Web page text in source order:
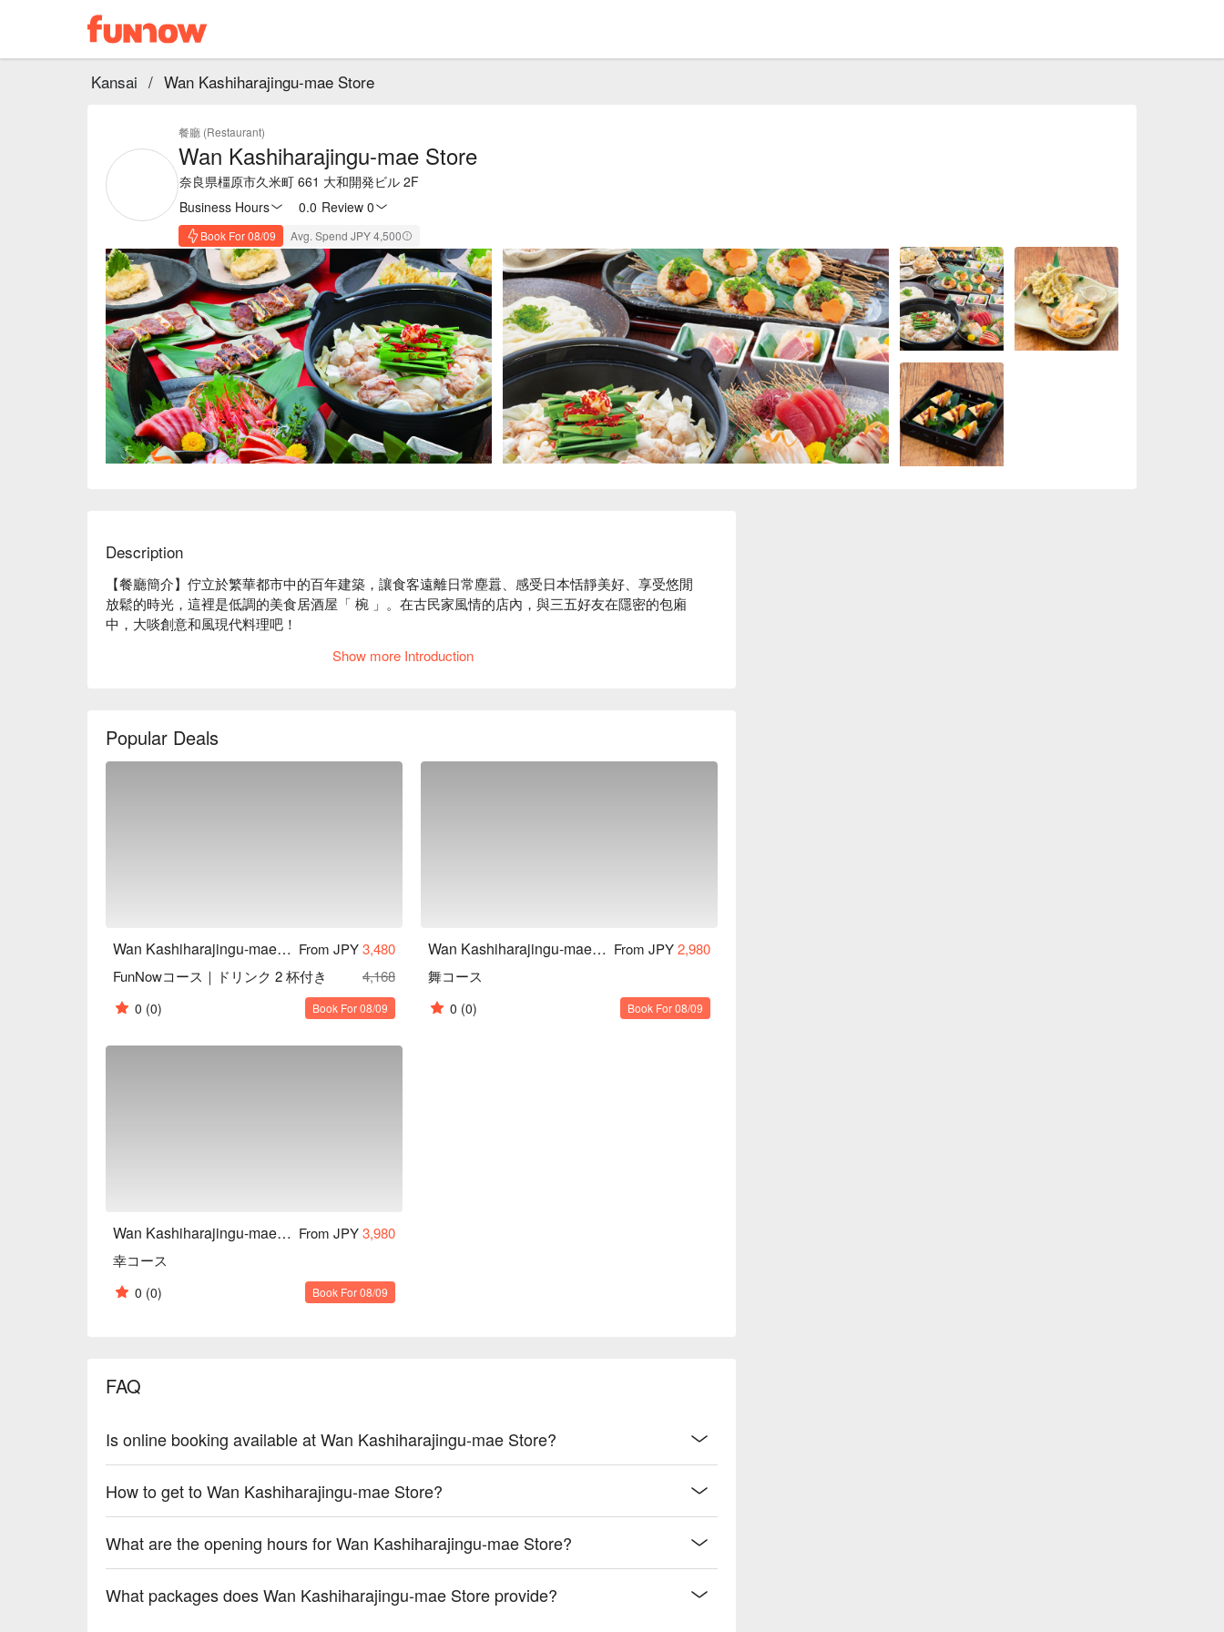
Kansai / Wan Kashiharajingu-mae Store
餐廳 (Restaurant)
Wan Kashiharajingu-mae Store
奈良県橿原市久米町 661 大和開発ビル 2F
Business Hours
0.0 Review 0
Book For 08/09 Avg. Spend JPY 4,500
Description
【餐廳簡介】佇立於繁華都市中的百年建築，讓食客遠離日常塵囂、感受日本恬靜美好、享受悠閒
放鬆的時光，這裡是低調的美食居酒屋「 椀 」。在古民家風情的店內，與三五好友在隱密的包廂
中，大啖創意和風現代料理吧！
木質建材及暖色系照明，再以細竹及和服腰帶等材料裝飾店內，打造出純和風的用餐空間。在匠人
【招牌菜色】
餐前沙拉：本店提供的餐前沙拉可免費續盤，還有多種口味沙拉醬任選搭配。飯前先用蔬菜墊肚
Show more Introduction
Popular Deals
Wan Kashiharajingu-mae Store From JPY3,480
FunNowコース｜ドリンク 2 杯付き
4,168
0 (0) Book For 08/09
Wan Kashiharajingu-mae Store From JPY2,980
舞コース
0 (0) Book For 08/09
Wan Kashiharajingu-mae Store From JPY3,980
幸コース
0 (0) Book For 08/09
FAQ
Is online booking available at Wan Kashiharajingu-mae Store?
How to get to Wan Kashiharajingu-mae Store?
What are the opening hours for Wan Kashiharajingu-mae Store?
What packages does Wan Kashiharajingu-mae Store provide?